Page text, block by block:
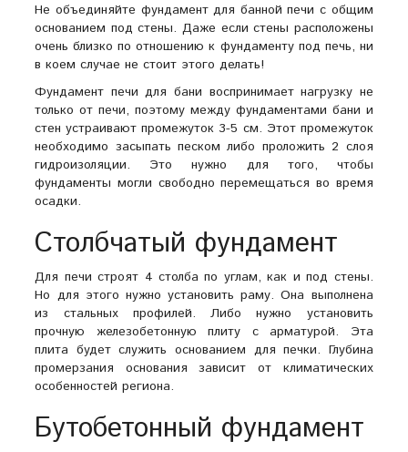
Не объединяйте фундамент для банной печи с общим
основанием под стены. Даже если стены расположены
очень близко по отношению к фундаменту под печь, ни
в коем случае не стоит этого делать!
Фундамент печи для бани воспринимает нагрузку не
только от печи, поэтому между фундаментами бани и
стен устраивают промежуток 3-5 см. Этот промежуток
необходимо засыпать песком либо проложить 2 слоя
гидроизоляции. Это нужно для того, чтобы
фундаменты могли свободно перемещаться во время
осадки.
Столбчатый фундамент
Для печи строят 4 столба по углам, как и под стены.
Но для этого нужно установить раму. Она выполнена
из стальных профилей. Либо нужно установить
прочную железобетонную плиту с арматурой. Эта
плита будет служить основанием для печки. Глубина
промерзания основания зависит от климатических
особенностей региона.
Бутобетонный фундамент